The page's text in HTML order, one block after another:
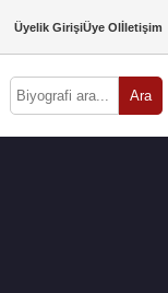
Üyelik GirişiÜye Olİletişim
Ara